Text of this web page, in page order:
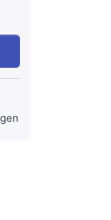
mit 1 Edelstahl-